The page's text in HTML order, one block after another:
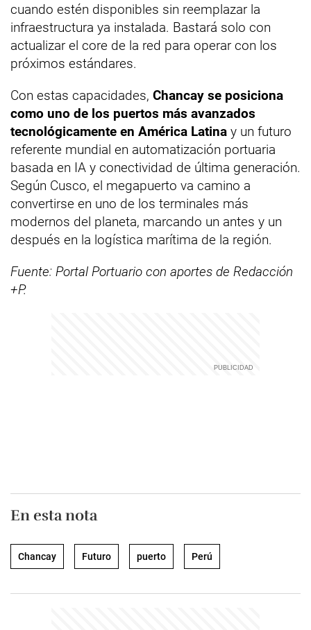
cuando estén disponibles sin reemplazar la
infraestructura ya instalada. Bastará solo con
actualizar el core de la red para operar con los
próximos estándares.
Con estas capacidades, Chancay se posiciona
como uno de los puertos más avanzados
tecnológicamente en América Latina y un futuro
referente mundial en automatización portuaria
basada en IA y conectividad de última generación.
Según Cusco, el megapuerto va camino a
convertirse en uno de los terminales más
modernos del planeta, marcando un antes y un
después en la logística marítima de la región.
Fuente: Portal Portuario con aportes de Redacción
+P.
En esta nota
Chancay Futuro puerto Perú